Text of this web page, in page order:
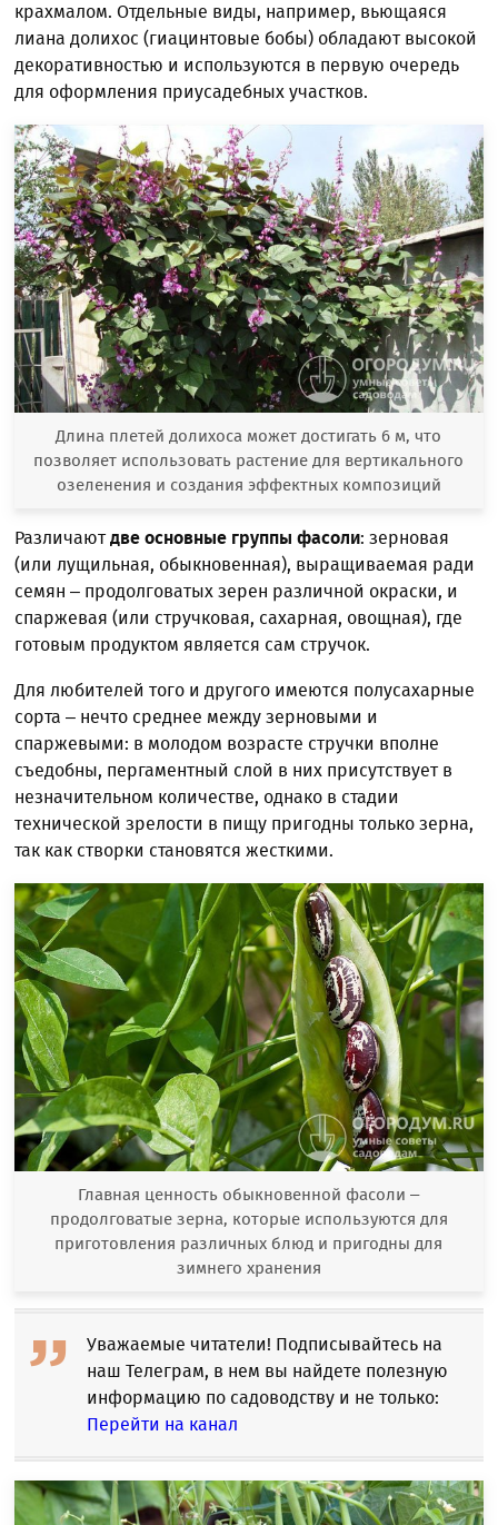
крахмалом. Отдельные виды, например, вьющаяся
лиана долихос (гиацинтовые бобы) обладают высокой
декоративностью и используются в первую очередь
для оформления приусадебных участков.
Длина плетей долихоса может достигать 6 м, что
позволяет использовать растение для вертикального
озеленения и создания эффектных композиций
Различаютдве основные группы фасоли: зерновая
(или лущильная, обыкновенная), выращиваемая ради
семян – продолговатых зерен различной окраски, и
спаржевая (или стручковая, сахарная, овощная), где
готовым продуктом является сам стручок.
Для любителей того и другого имеются полусахарные
сорта – нечто среднее между зерновыми и
спаржевыми: в молодом возрасте стручки вполне
съедобны, пергаментный слой в них присутствует в
незначительном количестве, однако в стадии
технической зрелости в пищу пригодны только зерна,
так как створки становятся жесткими.
Главная ценность обыкновенной фасоли –
продолговатые зерна, которые используются для
приготовления различных блюд и пригодны для
зимнего хранения
Уважаемые читатели! Подписывайтесь на
наш Телеграм, в нем вы найдете полезную
информацию по садоводству и не только:
Перейти на канал